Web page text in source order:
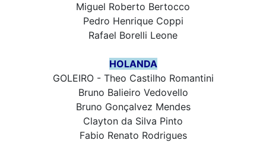
Miguel Roberto Bertocco
Pedro Henrique Coppi
Rafael Borelli Leone
HOLANDA
GOLEIRO - Theo Castilho Romantini
Bruno Balieiro Vedovello
Bruno Gonçalvez Mendes
Clayton da Silva Pinto
Fabio Renato Rodrigues